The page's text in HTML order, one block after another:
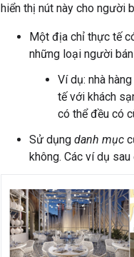
hiển thị nút này cho người
Một địa chỉ thực tế
những loại người
Ví dụ: nhà
tế với khách
có thể đều có
Sử dụng danh mục
không. Các ví dụ